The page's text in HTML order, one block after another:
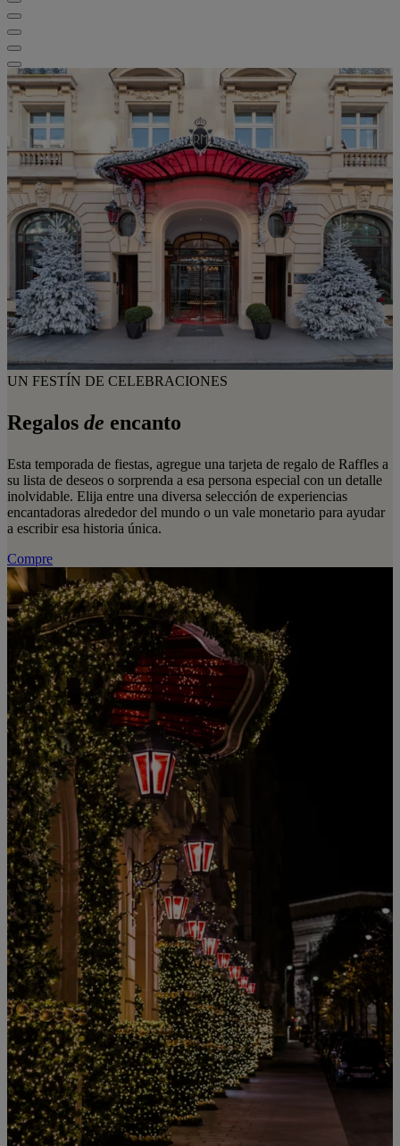
UN FESTÍN DE CELEBRACIONES
Regalos de encanto
Esta temporada de fiestas, agregue una tarjeta de regalo de Raffles a
su lista de deseos o sorprenda a esa persona especial con un detalle
inolvidable. Elija entre una diversa selección de experiencias
encantadoras alrededor del mundo o un vale monetario para ayudar
a escribir esa historia única.
Compre